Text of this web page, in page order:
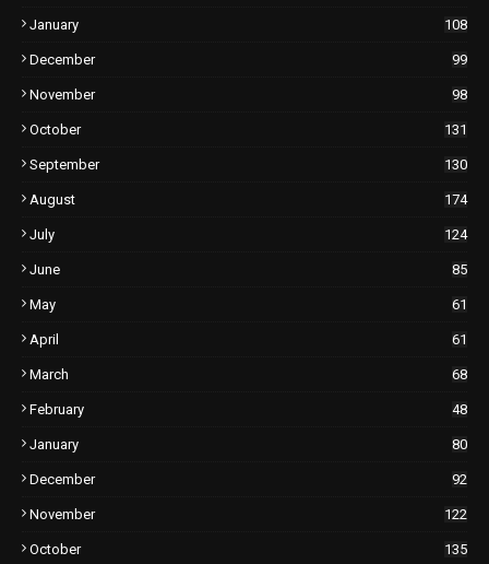
January 108
December 99
November 98
October 131
September 130
August 174
July 124
June 85
May 61
April 61
March 68
February 48
January 80
December 92
November 122
October 135